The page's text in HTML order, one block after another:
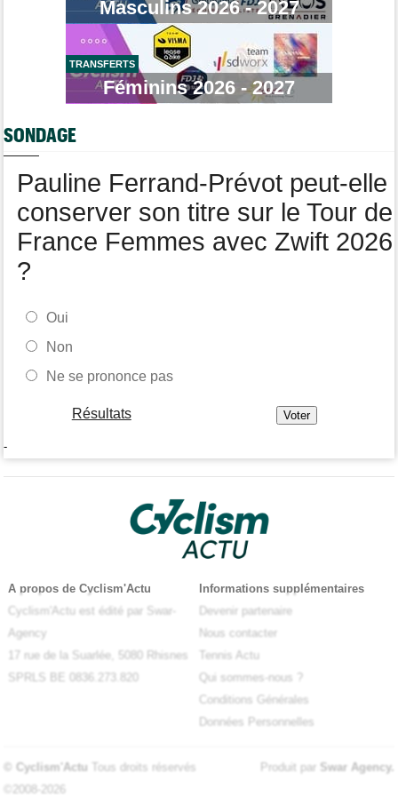
La surprise Francisco Campos remporte la 1ère étape
Tour de Pologne
Bart Lemmen : "J'attendais cette 1ère victoire depuis
longtemps"
Tour de France Femmes
Marlen Reusser : "Le Mont Ventoux... on verra"
Route
Masculins 2026 - 2027
TRANSFERTS
Féminins 2026 - 2027
SONDAGE
Pauline Ferrand-Prévot peut-elle
conserver son titre sur le Tour de
France Femmes avec Zwift 2026
?
Oui
Non
Ne se prononce pas
Résultats
-
A propos de Cyclism'Actu
Cyclism'Actu est édité par Swar-
Agency
17 rue de la Suarlée, 5080 Rhisnes
SPRLS BE 0836.273.820
Informations supplémentaires
Devenir partenaire
Nous contacter
Tennis Actu
Qui sommes-nous ?
Conditions Générales
Données Personnelles
© Cyclism'Actu Tous droits réservés
©2008-2026
Produit par Swar Agency.